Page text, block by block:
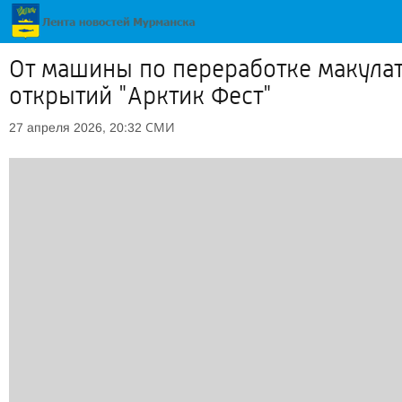
От машины по переработке
открытий "Арктик Фест"
27 апреля 2026, 20:32 СМИ